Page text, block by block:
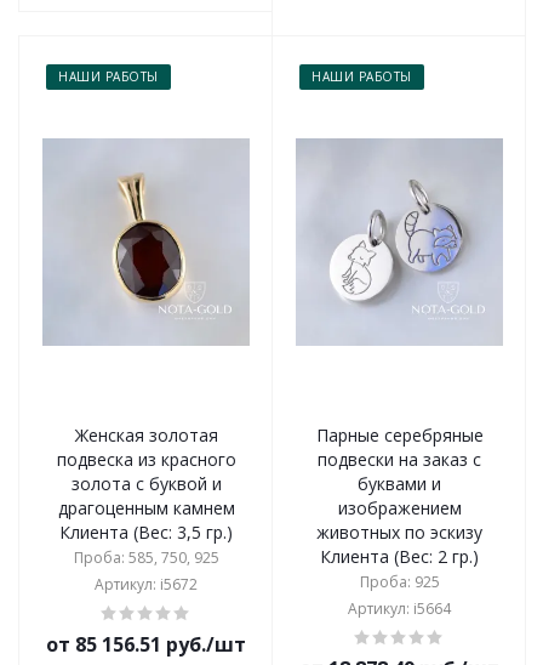
НАШИ РАБОТЫ
Женская золотая
подвеска из красного
золота с буквой и
драгоценным камнем
Клиента (Вес: 3,5 гр.)
Проба: 585, 750, 925
Артикул: i5672
от 85 156.51 руб./шт
НАШИ РАБОТЫ
Парные серебряные
подвески на заказ с
буквами и
изображением
животных по эскизу
Клиента (Вес: 2 гр.)
Проба: 925
Артикул: i5664